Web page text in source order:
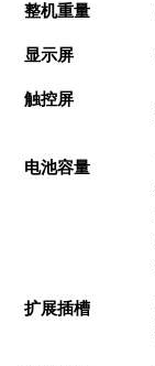
整机重量
显示屏
触控屏
电池容量
扩展插槽